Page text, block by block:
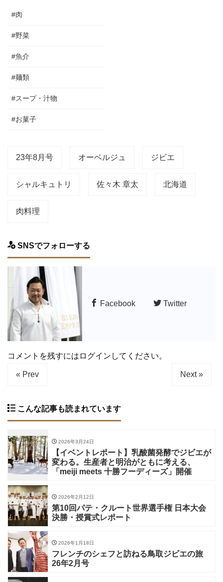
#肉
#野菜
#魚介
#麺類
#スープ・汁物
#お菓子
23年8月号 オーベルジュ ジビエ
シャルキュトリ 佐々木 章太 北海道
肉料理
SNSでフォローする
Facebook Twitter
コメントを残すにはログインしてください。
« Prev Next »
こんな記事も読まれています
2026年3月24日
【イベントレポート】乳酸菌発酵でジビエが
変わる。生産者と明治がともに考える、
「meiji meets 十勝フーディーズ」開催
2026年2月12日
第10回パテ・クルート世界選手権 日本大会
決勝・授賞式レポート
2026年1月18日
フレンチのシェフと訪ねる鳥取ジビエの旅
26年2月号